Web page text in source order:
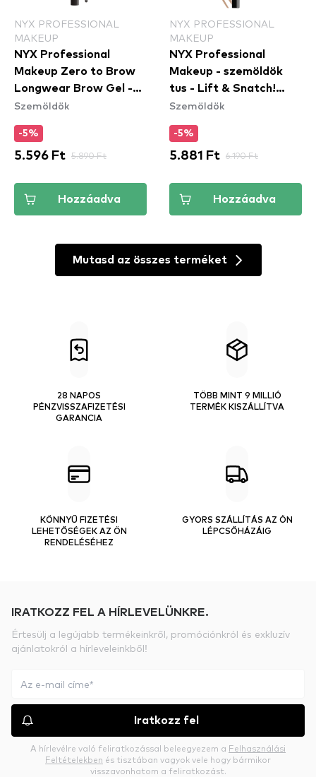
NYX PROFESSIONAL
MAKEUP
NYX Professional
Makeup Zero to Brow
Longwear Brow Gel -
Black (ZTBG08) -
Szemöldök
-5%
5.596 Ft 5.890 Ft
Hozzáadva
NYX PROFESSIONAL
MAKEUP
NYX Professional
Makeup - szemöldök
tus - Lift & Snatch!
Brow Tint Pen - 03
Szemöldök
-5%
5.881 Ft 6.190 Ft
Hozzáadva
Mutasd az összes terméket
28 NAPOS
PÉNZVISSZAFIZETÉSI
GARANCIA
TÖBB MINT 9 MILLIÓ
TERMÉK KISZÁLLÍTVA
KÖNNYŰ FIZETÉSI
LEHETŐSÉGEK AZ ÖN
RENDELÉSÉHEZ
GYORS SZÁLLÍTÁS AZ ÖN
LÉPCSŐHÁZÁIG
IRATKOZZ FEL A HÍRLEVELÜNKRE.
Értesülj a legújabb termékeinkről, promóciónkról és exkluzív
ajánlatokról a hírleveleinkből!
Iratkozz fel
A hírlevélre való feliratkozással beleegyezem a Felhasználási
Feltételekben és tisztában vagyok vele hogy bármikor
visszavonhatom a feliratkozást.